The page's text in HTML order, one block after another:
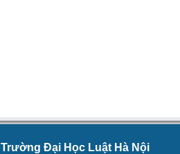
Đại Học Luật Hà Nội